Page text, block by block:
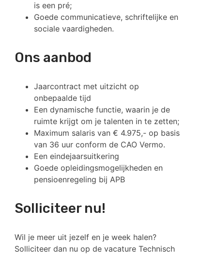
is een pré;
Goede communicatieve, schriftelijke en
sociale vaardigheden.
Ons aanbod
Jaarcontract met uitzicht op
onbepaalde tijd
Een dynamische functie, waarin je de
ruimte krijgt om je talenten in te zetten;
Maximum salaris van € 4.975,- op basis
van 36 uur conform de CAO Vermo.
Een eindejaarsuitkering
Goede opleidingsmogelijkheden en
pensioenregeling bij APB
Solliciteer nu!
Wil je meer uit jezelf en je week halen?
Solliciteer dan nu op de vacature Technisch